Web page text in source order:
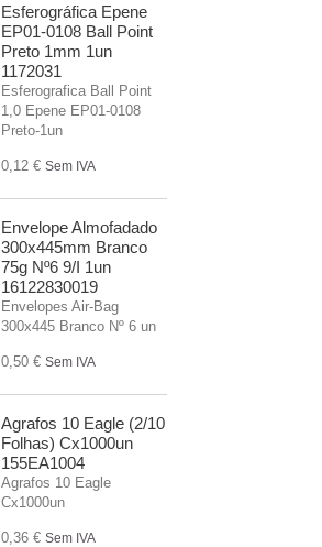
Esferográfica Epene
EP01-0108 Ball Point
Preto 1mm 1un
1172031
Esferografica Ball Point
1,0 Epene EP01-0108
Preto-1un
0,12 € Sem IVA
Envelope Almofadado
300x445mm Branco
75g Nº6 9/I 1un
16122830019
Envelopes Air-Bag
300x445 Branco Nº 6 un
0,50 € Sem IVA
Agrafos 10 Eagle (2/10
Folhas) Cx1000un
155EA1004
Agrafos 10 Eagle
Cx1000un
0,36 € Sem IVA